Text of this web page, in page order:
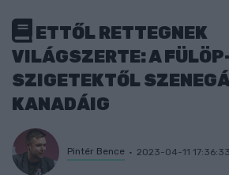
ETTŐL RETTEGNEK
VILÁGSZERTE: A
SZIGETEKTŐL
KANADÁIG
Pintér Bence 2023-04-11 17:36:33